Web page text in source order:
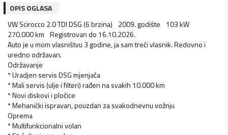
OPIS OGLASA
VW Scirocco 2.0 TDI DSG (6 brzina) 2009. godište 103 kW
270.000 km Registrovan do 16.10.2026.
Auto je u mom vlasništvu 3 godine, ja sam treći vlasnik. Redovno i
uredno održavan.
Održavanje
* Uradjen servis DSG mjenjača
* Mali servis (ulje i filteri) rađen na svakih 10.000 km
* Novi diskovi i pločice
* Mehanički ispravan, pouzdan za svakodnevnu vožnju
Oprema
* Multifunkcionalni volan